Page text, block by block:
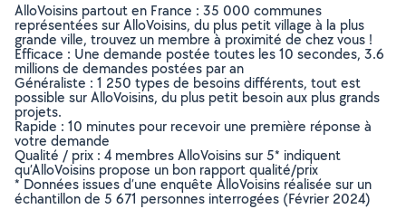
AlloVoisins partout en France : 35 000 communes
représentées sur AlloVoisins, du plus petit village à la plus
grande ville, trouvez un membre à proximité de chez vous !
Efficace : Une demande postée toutes les 10 secondes, 3.6
millions de demandes postées par an
Généraliste : 1 250 types de besoins différents, tout est
possible sur AlloVoisins, du plus petit besoin aux plus grands
projets.
Rapide : 10 minutes pour recevoir une première réponse à
votre demande
Qualité / prix : 4 membres AlloVoisins sur 5* indiquent
qu’AlloVoisins propose un bon rapport qualité/prix
* Données issues d’une enquête AlloVoisins réalisée sur un
échantillon de 5 671 personnes interrogées (Février 2024)